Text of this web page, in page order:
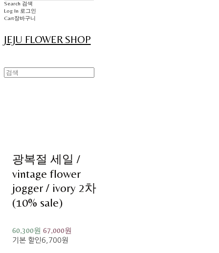
Search 검색
Log In 로그인
Cart장바구니
JEJU FLOWER SHOP
광복절 세일 /
vintage flower
jogger / ivory 2차
(10% sale)
60,300원67,000원
기본 할인6,700원